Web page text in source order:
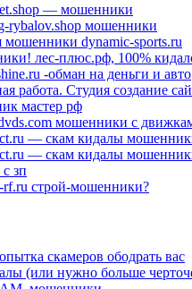
— мошенники
rybalov.shop мошенники
мошенники dynamic-sports.ru
лес-плюс.рф, 100%
-обман на деньги и авто
работа. Студия создание
мастер рф
мошенники с
— скам кидалы
— скам кидалы
зп
rf.ru строй-мошенники?
скамеров ободрать вас
(или нужно больше